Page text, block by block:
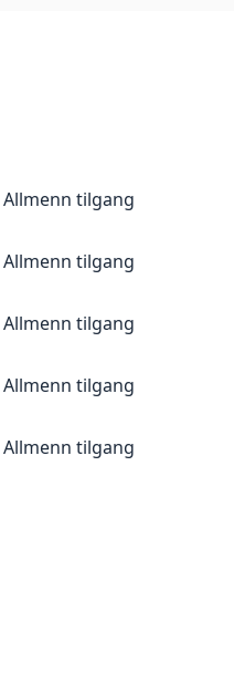
Allmenn tilgang
Allmenn tilgang
Allmenn tilgang
Allmenn tilgang
Allmenn tilgang